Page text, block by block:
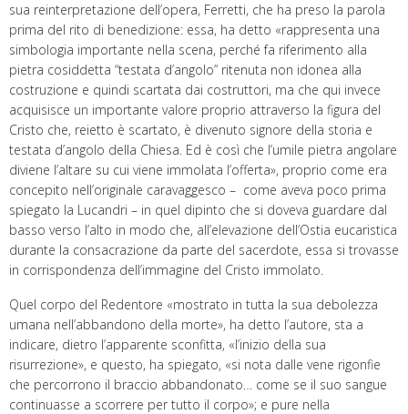
sua reinterpretazione dell’opera, Ferretti, che ha preso la parola
prima del rito di benedizione: essa, ha detto «rappresenta una
simbologia importante nella scena, perché fa riferimento alla
pietra cosiddetta “testata d’angolo” ritenuta non idonea alla
costruzione e quindi scartata dai costruttori, ma che qui invece
acquisisce un importante valore proprio attraverso la figura del
Cristo che, reietto è scartato, è divenuto signore della storia e
testata d’angolo della Chiesa. Ed è così che l’umile pietra angolare
diviene l’altare su cui viene immolata l’offerta», proprio come era
concepito nell’originale caravaggesco – come aveva poco prima
spiegato la Lucandri – in quel dipinto che si doveva guardare dal
basso verso l’alto in modo che, all’elevazione dell’Ostia eucaristica
durante la consacrazione da parte del sacerdote, essa si trovasse
in corrispondenza dell’immagine del Cristo immolato.
Quel corpo del Redentore «mostrato in tutta la sua debolezza
umana nell’abbandono della morte», ha detto l’autore, sta a
indicare, dietro l’apparente sconfitta, «l’inizio della sua
risurrezione», e questo, ha spiegato, «si nota dalle vene rigonfie
che percorrono il braccio abbandonato… come se il suo sangue
continuasse a scorrere per tutto il corpo»; e pure nella